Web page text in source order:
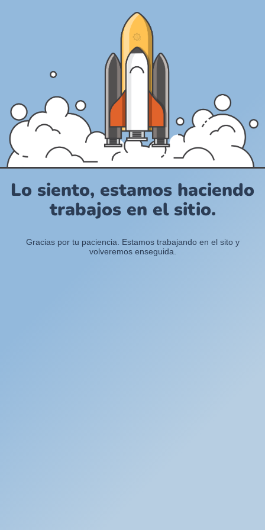
Lo siento, estamos haciendo
trabajos en el sitio.
Gracias por tu paciencia. Estamos trabajando en el sito y
volveremos enseguida.